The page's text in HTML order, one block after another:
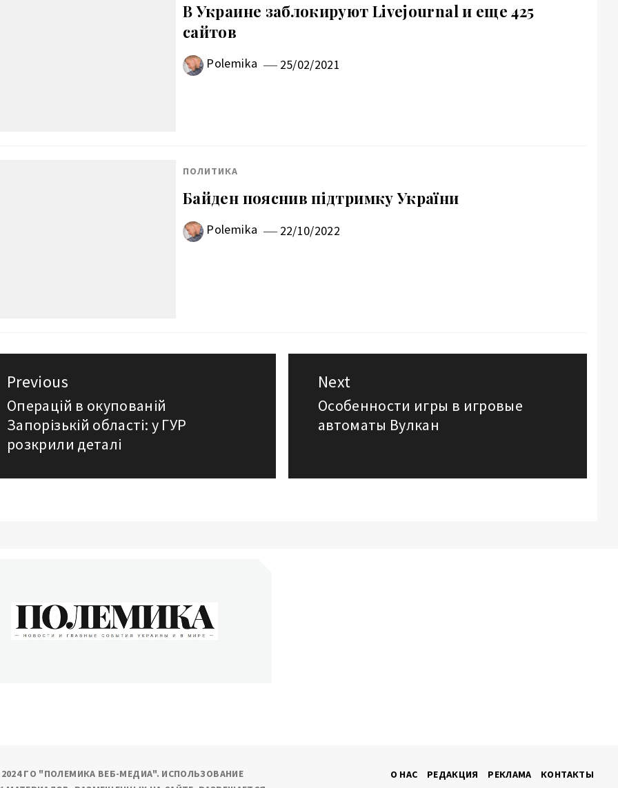
В Украине заблокируют Livejournal и еще 425
сайтов
Polemika 25/02/2021
ПОЛИТИКА
Байден пояснив підтримку України
Polemika 22/10/2022
Previous
Previous
post:
Операцій в окупованій
Запорізькій області: у ГУР
розкрили деталі
Next
Next
post:
Особенности игры в игровые
автоматы Вулкан
2024 ГО "ПОЛЕМИКА ВЕБ-МЕДИА". ИСПОЛЬЗОВАНИЕ
О НАС РЕДАКЦИЯ РЕКЛАМА КОНТАКТЫ